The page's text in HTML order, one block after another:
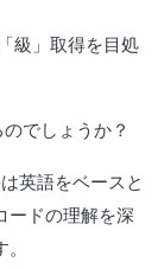
級」取得を目処
でしょうか？
英語をベースと
ードの理解を深